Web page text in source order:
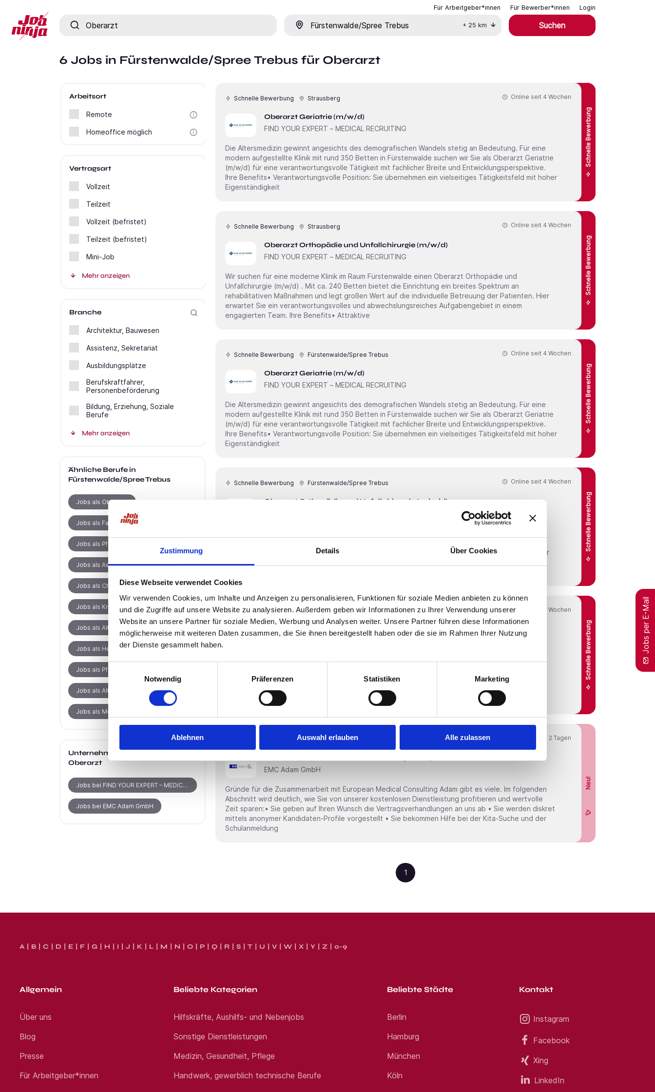
Zustimmung Details Über Cookies
Diese Webseite verwendet Cookies
Wir verwenden Cookies, um Inhalte und Anzeigen zu personalisieren, Funktionen für soziale Medien anbieten zu können
und die Zugriffe auf unsere Website zu analysieren. Außerdem geben wir Informationen zu Ihrer Verwendung unserer
Website an unsere Partner für soziale Medien, Werbung und Analysen weiter. Unsere Partner führen diese Informationen
möglicherweise mit weiteren Daten zusammen, die Sie ihnen bereitgestellt haben oder die sie im Rahmen Ihrer Nutzung
der Dienste gesammelt haben.
Notwendig
Präferenzen Statistiken Marketing
Ablehnen Auswahl erlauben Alle zulassen
Für Arbeitgeber*innen Für Bewerber*innen Login
Jobtitel, Fähigkeit oder Firma
+ 25 km Suchen
6 Jobs in Fürstenwalde/Spree Trebus für Oberarzt
Schnelle Bewerbung Strausberg
Oberarzt Geriatrie (m/w/d)
FIND YOUR EXPERT – MEDICAL RECRUITING
Schnelle Bewerbung
Online seit 4 Wochen
Die Altersmedizin gewinnt angesichts des demografischen Wandels stetig an Bedeutung. Für eine
modern aufgestellte Klinik mit rund 350 Betten in Fürstenwalde suchen wir Sie als Oberarzt Geriatrie
(m/w/d) für eine verantwortungsvolle Tätigkeit mit fachlicher Breite und Entwicklungsperspektive.
Ihre Benefits• Verantwortungsvolle Position: Sie übernehmen ein vielseitiges Tätigkeitsfeld mit hoher
Eigenständigkeit
Schnelle Bewerbung Strausberg
Oberarzt Orthopädie und Unfallchirurgie (m/w/d)
FIND YOUR EXPERT – MEDICAL RECRUITING
Schnelle Bewerbung
Online seit 4 Wochen
Wir suchen für eine moderne Klinik im Raum Fürstenwalde einen Oberarzt Orthopädie und
Unfallchirurgie (m/w/d) . Mit ca. 240 Betten bietet die Einrichtung ein breites Spektrum an
rehabilitativen Maßnahmen und legt großen Wert auf die individuelle Betreuung der Patienten. Hier
erwartet Sie ein verantwortungsvolles und abwechslungsreiches Aufgabengebiet in einem
engagierten Team. Ihre Benefits• Attraktive
Schnelle Bewerbung Fürstenwalde/Spree Trebus
Oberarzt Geriatrie (m/w/d)
FIND YOUR EXPERT – MEDICAL RECRUITING
Schnelle Bewerbung
Online seit 4 Wochen
Die Altersmedizin gewinnt angesichts des demografischen Wandels stetig an Bedeutung. Für eine
modern aufgestellte Klinik mit rund 350 Betten in Fürstenwalde suchen wir Sie als Oberarzt Geriatrie
(m/w/d) für eine verantwortungsvolle Tätigkeit mit fachlicher Breite und Entwicklungsperspektive.
Ihre Benefits• Verantwortungsvolle Position: Sie übernehmen ein vielseitiges Tätigkeitsfeld mit hoher
Eigenständigkeit
Schnelle Bewerbung Fürstenwalde/Spree Trebus
Oberarzt Orthopädie und Unfallchirurgie (m/w/d)
Schnelle Bewerbung
Online seit 4 Wochen
rehabilitativen Maßnahmen und legt großen Wert auf die individuelle Betreuung der Patienten. Hier
Schnelle Bewerbung Fürstenwalde/Spree Trebus
Oberarzt Gastroenterologie (m/w/d)
Schnelle Bewerbung
Online seit 4 Wochen
Die Klinik ist ein modernes Gesundheitszentrum mit ca. 110 Betten, das eine umfassende
niedergelassenen Ärzten und anderen Fachbereichen wird eine hohe Versorgungsqualität
gewährleistet. In einem sich ständig weiterentwickelnden Umfeld wird die Position des Oberarzt
Gastroenterologie (m/w/d) gesucht. Hierbei wird
Neu! Fürstenwalde/Spree Trebus
EMC Adam GmbH
Neu!
Online seit 2 Tagen
Gründe für die Zusammenarbeit mit European Medical Consulting Adam gibt es viele. Im folgenden
Abschnitt wird deutlich, wie Sie von unserer kostenlosen Dienstleistung profitieren und wertvolle
Zeit sparen:• Sie geben auf Ihren Wunsch die Vertragsverhandlungen an uns ab • Sie werden diskret
mittels anonymer Kandidaten-Profile vorgestellt • Sie bekommen Hilfe bei der Kita-Suche und der
Schulanmeldung
1
Arbeitsort
Remote
Homeoffice möglich
Vertragsart
Vollzeit
Teilzeit
Vollzeit (befristet)
Teilzeit (befristet)
Mini-Job
Mehr anzeigen
Branche
Architektur, Bauwesen
Assistenz, Sekretariat
Ausbildungsplätze
Berufskraftfahrer,
Personenbeförderung
Bildung, Erziehung, Soziale
Berufe
Mehr anzeigen
Ähnliche Berufein
Fürstenwalde/Spree Trebus
Jobs als Oberarzt
Jobs als Facharzt
Jobs als Pflegefachkraft
Jobs als Assistenzarzt
Jobs als Chefarzt
Jobs als Krankenpfleger
Jobs als Altenpfleger
Jobs als Heilerziehungspfleger
Jobs als Pflegehelfer
Jobs als Altenpflegehelfer
Jobs als Medizinische Fachangestellte
Unternehmen mit Jobs als
Oberarzt
Jobs bei FIND YOUR EXPERT – MEDICAL RECRUITING
Jobs bei EMC Adam GmbH
Jobs per E-Mail
A B C D E F G H I J K L M N O P Q R S T U V W X Y Z 0-9
Allgemein
Über uns
Blog
Presse
Für Arbeitgeber*innen
Beliebte Kategorien
Hilfskräfte, Aushilfs- und Nebenjobs
Sonstige Dienstleistungen
Medizin, Gesundheit, Pflege
Handwerk, gewerblich technische Berufe
Beliebte Städte
Berlin
Hamburg
München
Köln
Kontakt
Instagram
Facebook
Xing
LinkedIn